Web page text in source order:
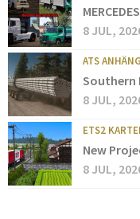
8 JUL,
ATS
Southern
8 JUL,
ETS2
New
8 JUL,